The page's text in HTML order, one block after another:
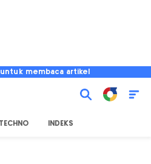
membaca artikel
TECHNO INDEKS